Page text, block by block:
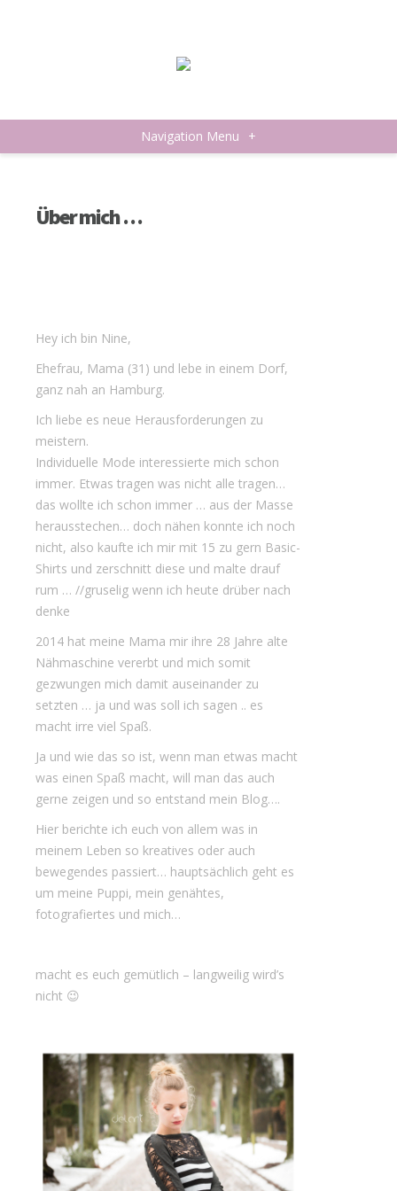
Navigation Menu +
Über mich …
Hey ich bin Nine,
Ehefrau, Mama (31) und lebe in einem Dorf,
ganz nah an Hamburg.
Ich liebe es neue Herausforderungen zu
meistern.
Individuelle Mode interessierte mich schon
immer. Etwas tragen was nicht alle tragen…
das wollte ich schon immer … aus der Masse
herausstechen… doch nähen konnte ich noch
nicht, also kaufte ich mir mit 15 zu gern Basic-
Shirts und zerschnitt diese und malte drauf
rum … //gruselig wenn ich heute drüber nach
denke
2014 hat meine Mama mir ihre 28 Jahre alte
Nähmaschine vererbt und mich somit
gezwungen mich damit auseinander zu
setzten … ja und was soll ich sagen .. es
macht irre viel Spaß.
Ja und wie das so ist, wenn man etwas macht
was einen Spaß macht, will man das auch
gerne zeigen und so entstand mein Blog….
Hier berichte ich euch von allem was in
meinem Leben so kreatives oder auch
bewegendes passiert… hauptsächlich geht es
um meine Puppi, mein genähtes,
fotografiertes und mich…
macht es euch gemütlich – langweilig wird’s
nicht 😉